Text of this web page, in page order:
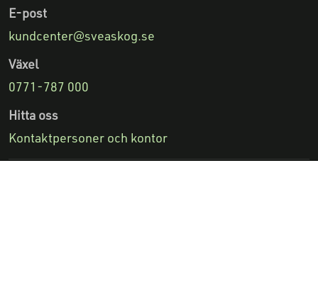
E-post
kundcenter@sveaskog.se
Växel
0771-787 000
Hitta oss
Kontaktpersoner och kontor